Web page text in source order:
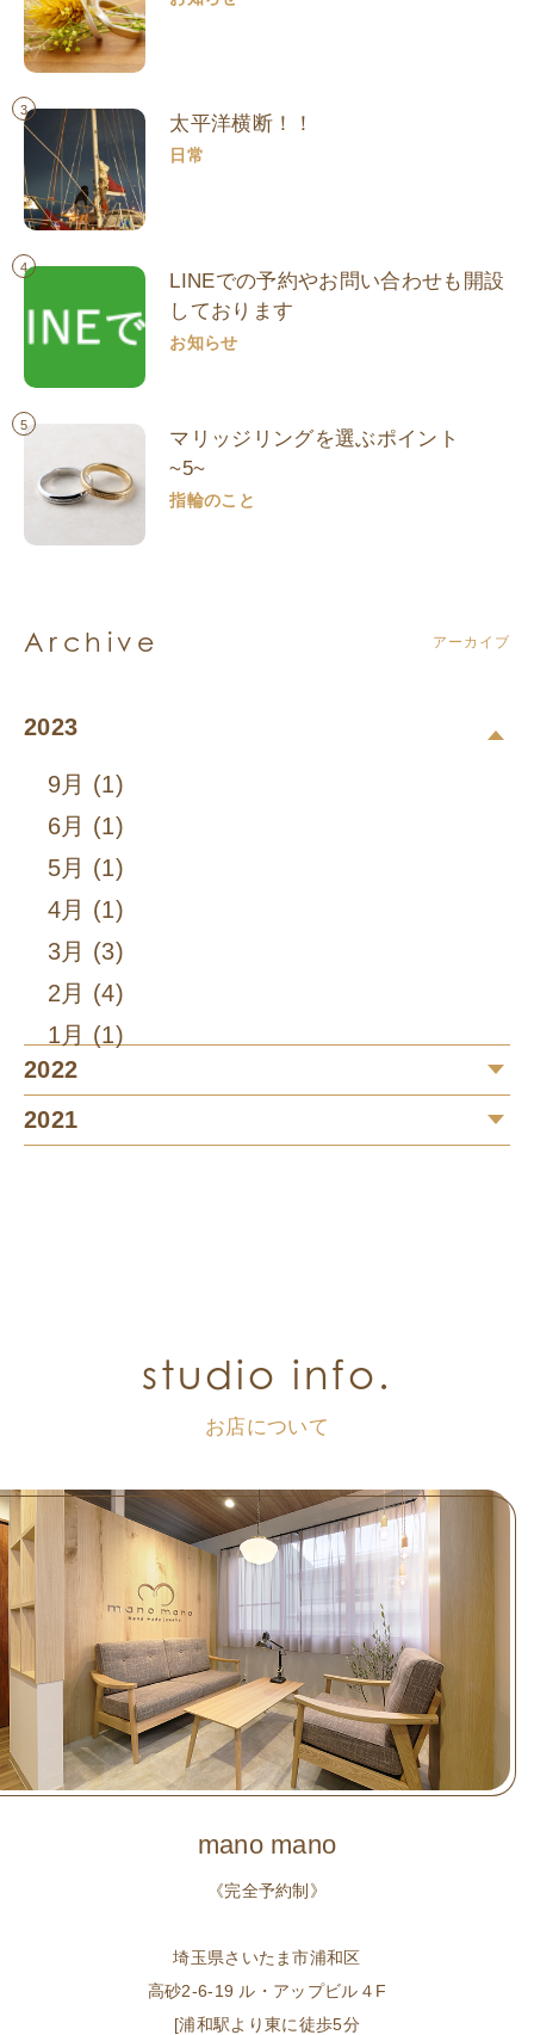
3
太平洋横断！！
日常
4
LINEでの予約やお問い合わせも開設
しております
お知らせ
5
マリッジリングを選ぶポイント
~5~
指輪のこと
Archive アーカイブ
2023
9月 (1)
6月 (1)
5月 (1)
4月 (1)
3月 (3)
2月 (4)
1月 (1)
2022
2021
studio info.
お店について
mano mano
《完全予約制》
埼玉県さいたま市浦和区
高砂2-6-19 ル・アップビル４F
[浦和駅より東に徒歩5分